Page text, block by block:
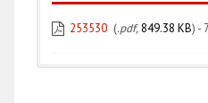
253530 (.pdf, 849.38 KB) -